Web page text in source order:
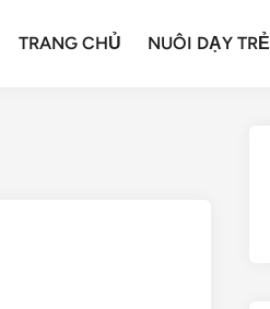
TRANG CHỦ NUÔI DẠY TRẺ